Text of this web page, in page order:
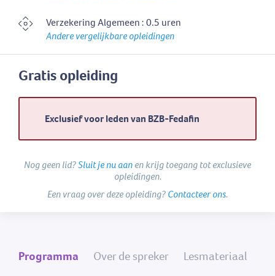
Verzekering Algemeen : 0.5 uren
Andere vergelijkbare opleidingen
Gratis opleiding
Exclusief voor leden van BZB-Fedafin
Nog geen lid?Sluit je nu aanen krijg toegang tot exclusieve
opleidingen.
Een vraag over deze opleiding?Contacteer ons.
Programma Over de spreker Lesmateriaal